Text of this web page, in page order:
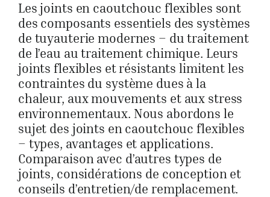
Obtenir un
Les joints en caoutchouc flexibles sont
des composants essentiels des systèmes
de tuyauterie modernes – du traitement
de l’eau au traitement chimique. Leurs
joints flexibles et résistants limitent les
contraintes du système dues à la
chaleur, aux mouvements et aux stress
environnementaux. Nous abordons le
sujet des joints en caoutchouc flexibles
– types, avantages et applications.
Comparaison avec d’autres types de
joints, considérations de conception et
conseils d’entretien/de remplacement.